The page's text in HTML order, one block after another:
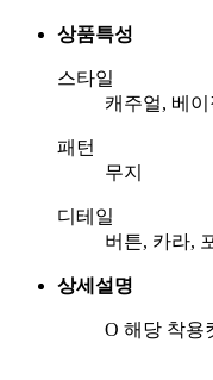
상품특성
스타일
캐주얼, 베
패턴
무지
디테일
버튼, 카라,
상세설명
O 해당 착용